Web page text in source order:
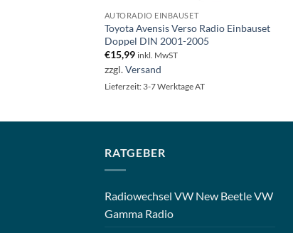
AUTORADIO EINBAUSET
Toyota Avensis Verso Radio Einbauset
Doppel DIN 2001-2005
€15,99 inkl. MwST
zzgl.Versand
Lieferzeit: 3-7 Werktage AT
RATGEBER
Radiowechsel VW New Beetle VW
Gamma Radio